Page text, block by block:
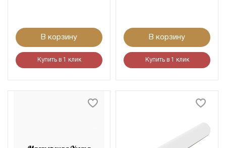
В корзину
Купить в 1 клик
В корзину
Купить в 1 клик